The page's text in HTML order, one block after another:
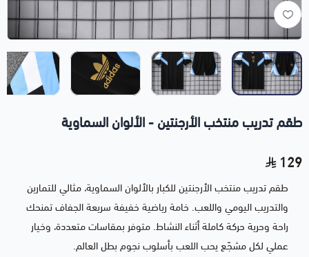
طقم تدريب منتخب الأرجنتين - الألوان السماوية
129
طقم تدريب منتخب الأرجنتين للكبار بالألوان السماوية، مثالي للتمارين
والتدريب اليومي واللعب. خامة رياضية خفيفة سريعة الجفاف تمنحك
راحة وحرية حركة كاملة أثناء النشاط. متوفر بمقاسات متعددة، وخيار
عملي لكل مشجّع يحب اللعب بأسلوب نجوم بطل العالم.